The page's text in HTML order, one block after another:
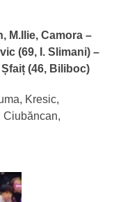
M.Ilie, Camora –
(69, I. Slimani) –
(46, Biliboc)
Kresic,
Ciubăncan,